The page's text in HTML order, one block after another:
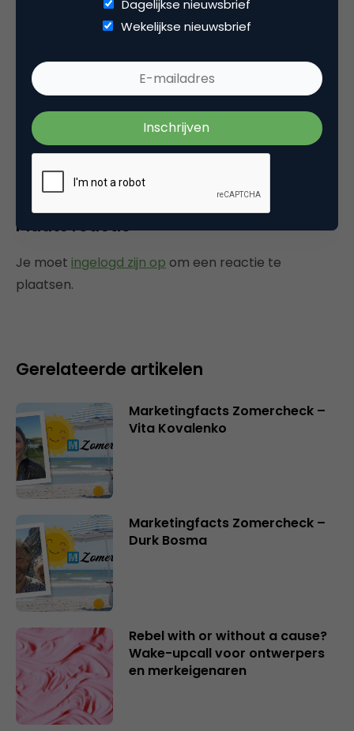
op het podium voor live publiek als ook voor de tv
camera’s van bijvoorbeeld 7DTV.
Categorie
Commerce
Plaats reactie
Je moet ingelogd zijn op om een reactie te
plaatsen.
Gerelateerde artikelen
Marketingfacts Zomercheck –
Vita Kovalenko
Marketingfacts Zomercheck –
Durk Bosma
Rebel with or without a cause?
Wake-upcall voor ontwerpers
en merkeigenaren
Dagelijkse nieuwsbrief
Wekelijkse nieuwsbrief